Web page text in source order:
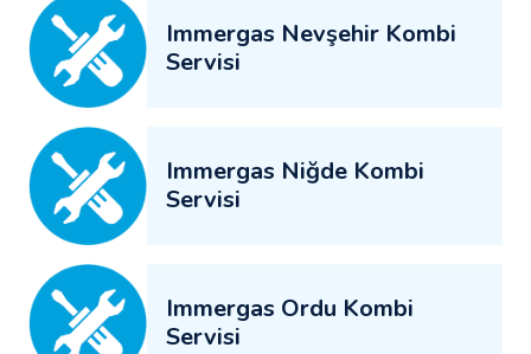
Immergas Nevşehir Kombi
Servisi
Immergas Niğde Kombi
Servisi
Immergas Ordu Kombi
Servisi